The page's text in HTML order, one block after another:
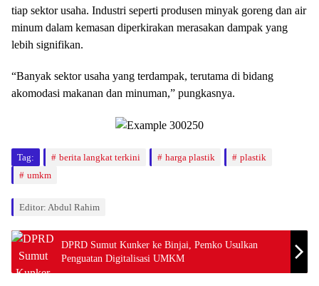
tiap sektor usaha. Industri seperti produsen minyak goreng dan air
minum dalam kemasan diperkirakan merasakan dampak yang
lebih signifikan.
“Banyak sektor usaha yang terdampak, terutama di bidang
akomodasi makanan dan minuman,” pungkasnya.
Tag: berita langkat terkini harga plastik
plastik
umkm
Editor: Abdul Rahim
DPRD Sumut Kunker ke Binjai, Pemko Usulkan
Penguatan Digitalisasi UMKM